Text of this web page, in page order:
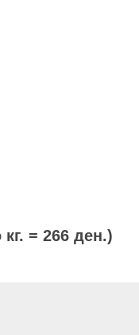
= 266 ден.)